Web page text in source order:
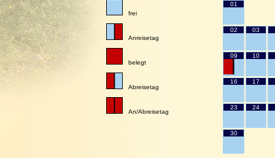
frei
Anreisetag
belegt
Abreisetag
An/Abreisetag
01
02 03
09 10
16 17
23 24
30